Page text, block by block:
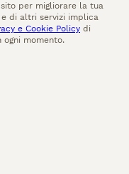
per migliorare la tua
di altri servizi implica
e Cookie Policy di
ogni momento.